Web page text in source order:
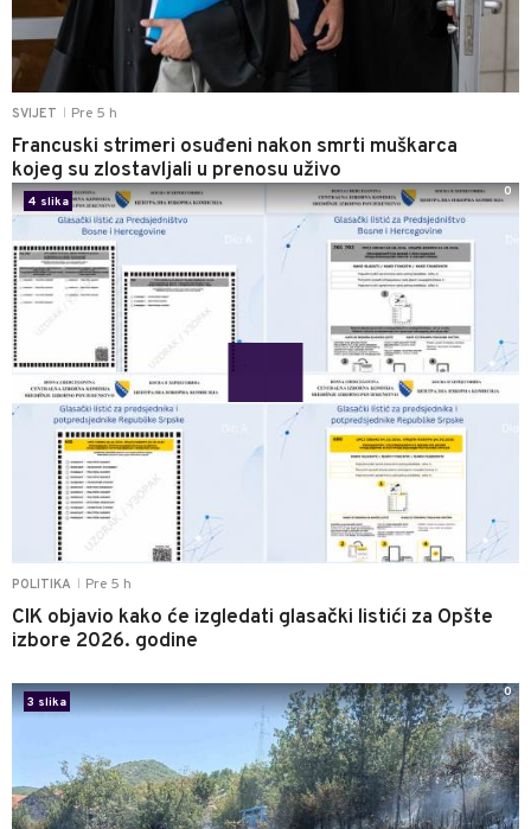
SVIJET Pre 5 h
Francuski strimeri osuđeni nakon smrti muškarca
kojeg su zlostavljali u prenosu uživo
POLITIKA Pre 5 h
CIK objavio kako će izgledati glasački listići za Opšte
izbore 2026. godine
4 slika
0
3 slika
0